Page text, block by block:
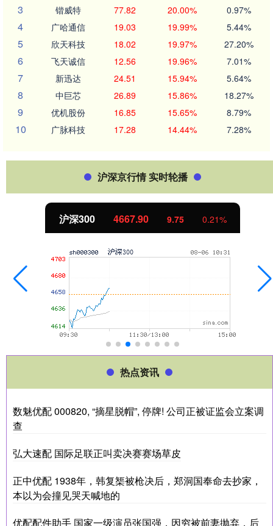
3 锴威特 77.82 20.00% 0.97%
4 广哈通信 19.03 19.99% 5.44%
5 欣天科技 18.02 19.97% 27.20%
6 飞天诚信 12.56 19.96% 7.01%
7 新迅达 24.51 15.94% 5.64%
8 中巨芯 26.89 15.86% 18.27%
9 优机股份 16.85 15.65% 8.79%
10 广脉科技 17.28 14.44% 7.28%
沪深京行情 实时轮播
沪深300 4667.90 9.75 0.21%
热点资讯
数魅优配 000820, “摘星脱帽”, 停牌! 公司正被证监会立案调
查
弘大速配 国际足联正叫卖决赛赛场草皮
正中优配 1938年，韩复榘被枪决后，郑洞国奉命去抄家，
本以为会撞见哭天喊地的
优配配件助手 国家一级演员张国强，因穷被前妻抛弃，后